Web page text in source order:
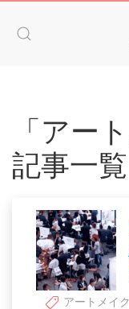
「アー
記事一覧
アートメイク